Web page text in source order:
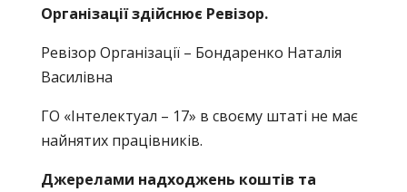
Організації здійснює Ревізор.
Ревізор Організації – Бондаренко Наталія
Василівна
ГО «Інтелектуал – 17» в своєму штаті не має
найнятих працівників.
Джерелами надходжень коштів та